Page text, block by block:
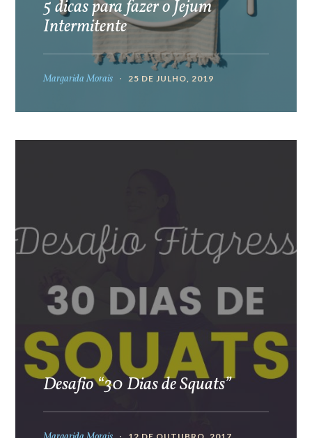
5 dicas para fazer o Jejum
Intermitente
Margarida Morais 25 DE JULHO, 2019
Desafio “30 Dias de Squats”